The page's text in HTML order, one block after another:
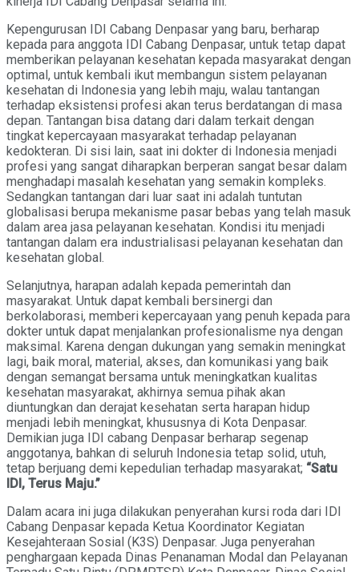
Kepengurusan IDI Cabang Denpasar yang baru, berharap
kepada para anggota IDI Cabang Denpasar, untuk tetap dapat
memberikan pelayanan kesehatan kepada masyarakat dengan
optimal, untuk kembali ikut membangun sistem pelayanan
kesehatan di Indonesia yang lebih maju, walau tantangan
terhadap eksistensi profesi akan terus berdatangan di masa
depan. Tantangan bisa datang dari dalam terkait dengan
tingkat kepercayaan masyarakat terhadap pelayanan
kedokteran. Di sisi lain, saat ini dokter di Indonesia menjadi
profesi yang sangat diharapkan berperan sangat besar dalam
menghadapi masalah kesehatan yang semakin kompleks.
Sedangkan tantangan dari luar saat ini adalah tuntutan
globalisasi berupa mekanisme pasar bebas yang telah masuk
dalam area jasa pelayanan kesehatan. Kondisi itu menjadi
tantangan dalam era industrialisasi pelayanan kesehatan dan
kesehatan global.
Selanjutnya, harapan adalah kepada pemerintah dan
masyarakat. Untuk dapat kembali bersinergi dan
berkolaborasi, memberi kepercayaan yang penuh kepada para
dokter untuk dapat menjalankan profesionalisme nya dengan
maksimal. Karena dengan dukungan yang semakin meningkat
lagi, baik moral, material, akses, dan komunikasi yang baik
dengan semangat bersama untuk meningkatkan kualitas
kesehatan masyarakat, akhirnya semua pihak akan
diuntungkan dan derajat kesehatan serta harapan hidup
menjadi lebih meningkat, khususnya di Kota Denpasar.
Demikian juga IDI cabang Denpasar berharap segenap
anggotanya, bahkan di seluruh Indonesia tetap solid, utuh,
tetap berjuang demi kepedulian terhadap masyarakat; “Satu
IDI, Terus Maju.”
Dalam acara ini juga dilakukan penyerahan kursi roda dari IDI
Cabang Denpasar kepada Ketua Koordinator Kegiatan
Kesejahteraan Sosial (K3S) Denpasar. Juga penyerahan
penghargaan kepada Dinas Penanaman Modal dan Pelayanan